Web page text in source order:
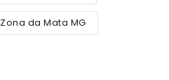
Zona da Mata MG